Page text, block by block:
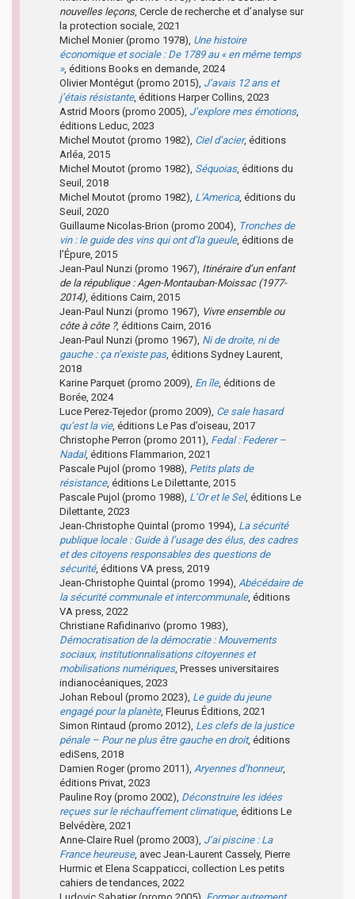
nouvelles leçons, Cercle de recherche et d’analyse sur
la protection sociale, 2021
Michel Monier (promo 1978), Une histoire
économique et sociale : De 1789 au « en même temps
», éditions Books en demande, 2024
Olivier Montégut (promo 2015), J’avais 12 ans et
j’étais résistante, éditions Harper Collins, 2023
Astrid Moors (promo 2005), J’explore mes émotions,
éditions Leduc, 2023
Michel Moutot (promo 1982), Ciel d’acier, éditions
Arléa, 2015
Michel Moutot (promo 1982), Séquoias, éditions du
Seuil, 2018
Michel Moutot (promo 1982), L’America, éditions du
Seuil, 2020
Guillaume Nicolas-Brion (promo 2004), Tronches de
vin : le guide des vins qui ont d’la gueule, éditions de
l’Épure, 2015
Jean-Paul Nunzi (promo 1967), Itinéraire d’un enfant
de la république : Agen-Montauban-Moissac (1977-
2014) , éditions Cairn, 2015
Jean-Paul Nunzi (promo 1967), Vivre ensemble ou
côte à côte ?, éditions Cairn, 2016
Jean-Paul Nunzi (promo 1967), Ni de droite, ni de
gauche : ça n’existe pas, éditions Sydney Laurent,
2018
Karine Parquet (promo 2009), En île, éditions de
Borée, 2024
Luce Perez-Tejedor (promo 2009), Ce sale hasard
qu’est la vie, éditions Le Pas d’oiseau, 2017
Christophe Perron (promo 2011), Fedal : Federer –
Nadal, éditions Flammarion, 2021
Pascale Pujol (promo 1988), Petits plats de
résistance, éditions Le Dilettante, 2015
Pascale Pujol (promo 1988), L’Or et le Sel, éditions Le
Dilettante, 2023
Jean-Christophe Quintal (promo 1994), La sécurité
publique locale : Guide à l’usage des élus, des cadres
et des citoyens responsables des questions de
sécurité, éditions VA press, 2019
Jean-Christophe Quintal (promo 1994), Abécédaire de
la sécurité communale et intercommunale, éditions
VA press, 2022
Christiane Rafidinarivo (promo 1983),
Démocratisation de la démocratie : Mouvements
sociaux, institutionnalisations citoyennes et
mobilisations numériques, Presses universitaires
indianocéaniques, 2023
Johan Reboul (promo 2023), Le guide du jeune
engagé pour la planète, Fleurus Éditions, 2021
Simon Rintaud (promo 2012), Les clefs de la justice
pénale – Pour ne plus être gauche en droit, éditions
ediSens, 2018
Damien Roger (promo 2011), Aryennes d’honneur,
éditions Privat, 2023
Pauline Roy (promo 2002), Déconstruire les idées
reçues sur le réchauffement climatique, éditions Le
Belvédère, 2021
Anne-Claire Ruel (promo 2003), J’ai piscine : La
France heureuse, avec Jean-Laurent Cassely, Pierre
Hurmic et Elena Scappaticci, collection Les petits
cahiers de tendances, 2022